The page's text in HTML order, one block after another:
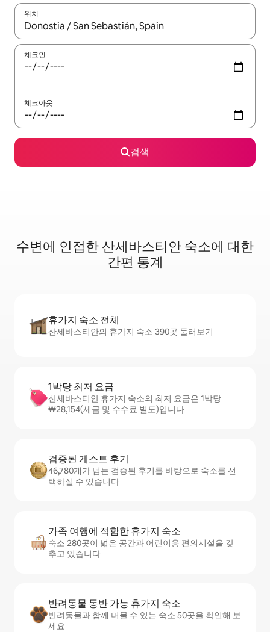
위치
결과가 나오면 위·아래 화살표 키를 사용하거나 터치 또는 스와이
체크인
체크아웃
검색
수변에 인접한 산세바스티안 숙소에 대한
간편 통계
휴가지 숙소 전체
산세바스티안의 휴가지 숙소 390곳 둘러보기
1박당 최저 요금
산세바스티안 휴가지 숙소의 최저 요금은 1박당
₩28,154(세금 및 수수료 별도)입니다
검증된 게스트 후기
46,780개가 넘는 검증된 후기를 바탕으로 숙소를 선
택하실 수 있습니다
가족 여행에 적합한 휴가지 숙소
숙소 280곳이 넓은 공간과 어린이용 편의시설을 갖
추고 있습니다
반려동물 동반 가능 휴가지 숙소
반려동물과 함께 머물 수 있는 숙소 50곳을 확인해 보
세요